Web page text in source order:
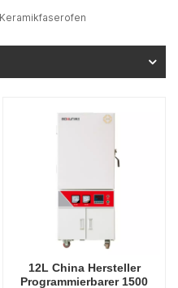
12L China Hersteller
Programmierbarer 1500